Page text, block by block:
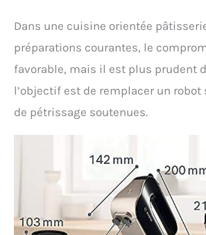
Dans une cuisine orientée
préparations courantes, le
favorable, mais il est plus prudent
l’objectif est de remplacer un robot
de pétrissage soutenues.